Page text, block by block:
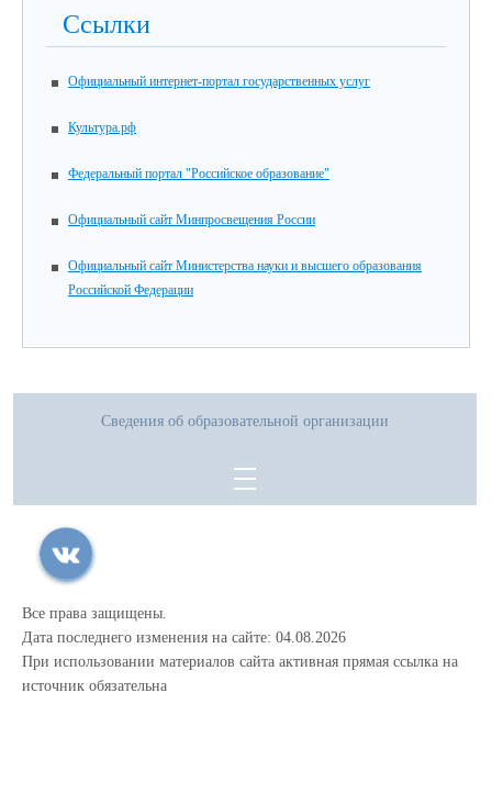
Ссылки
Официальный интернет-портал государственных услуг
Культура.рф
Федеральный портал "Российское образование"
Официальный сайт Минпросвещения России
Официальный сайт Министерства науки и высшего образования
Российской Федерации
Сведения об образовательной организации
Все права защищены.
Дата последнего изменения на сайте: 04.08.2026
При использовании материалов сайта активная прямая ссылка на
источник обязательна